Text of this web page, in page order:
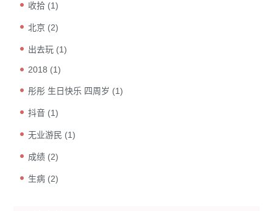
收拾 (1)
北京 (2)
出去玩 (1)
2018 (1)
彤彤 生日快乐 四周岁 (1)
抖音 (1)
无业游民 (1)
成绩 (2)
生病 (2)